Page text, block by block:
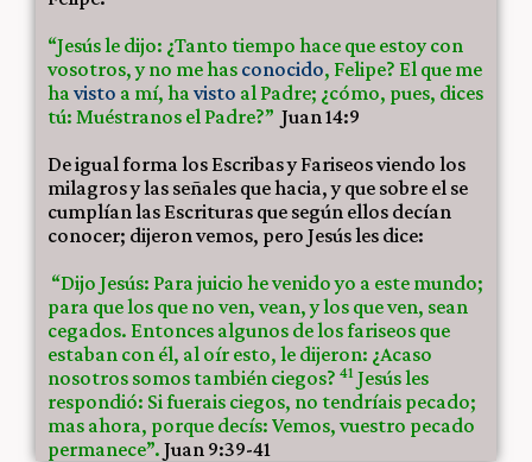
“Jesús le dijo: ¿Tanto tiempo hace que estoy con
vosotros, y no me has conocido, Felipe? El que me
ha visto a mí, ha visto al Padre; ¿cómo, pues, dices
tú: Muéstranos el Padre?” Juan 14:9
De igual forma los Escribas y Fariseos viendo los
milagros y las señales que hacia, y que sobre el se
cumplían las Escrituras que según ellos decían
conocer; dijeron vemos, pero Jesús les dice:
“Dijo Jesús: Para juicio he venido yo a este mundo;
para que los que no ven, vean, y los que ven, sean
cegados. Entonces algunos de los fariseos que
estaban con él, al oír esto, le dijeron: ¿Acaso
nosotros somos también ciegos? 41 Jesús les
respondió: Si fuerais ciegos, no tendríais pecado;
mas ahora, porque decís: Vemos, vuestro pecado
permanece”. Juan 9:39-41